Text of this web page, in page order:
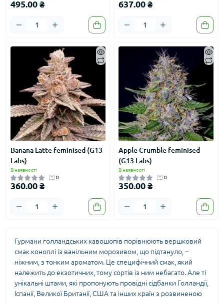
495.00 ₴ 637.00 ₴
Banana Latte feminised (G13
Labs)
В наявності
0
360.00 ₴
Apple Crumble feminised
(G13 Labs)
В наявності
0
350.00 ₴
Гурмани голландських кавошопів порівнюють вершковий
смак коноплі із ванільним морозивом, що підтануло, –
ніжним, з тонким ароматом. Це специфічний смак, який
належить до екзотичних, тому сортів із ним небагато. Але ті
унікальні штами, які пропонують провідні сідбанки Голландії,
Іспанії, Великої Британії, США та інших країн з розвиненою